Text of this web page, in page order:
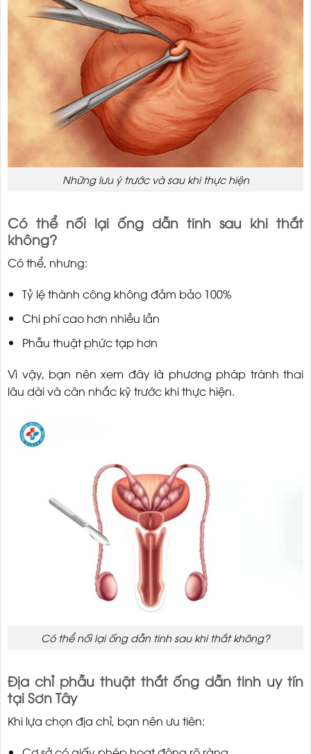
Những lưu ý trước và sau khi thực hiện
Có thể nối lại ống dẫn tinh sau khi thắt
không?
Có thể, nhưng:
Tỷ lệ thành công không đảm bảo 100%
Chi phí cao hơn nhiều lần
Phẫu thuật phức tạp hơn
Vì vậy, bạn nên xem đây là phương pháp tránh thai
lâu dài và cân nhắc kỹ trước khi thực hiện.
Có thể nối lại ống dẫn tinh sau khi thắt không?
Địa chỉ phẫu thuật thắt ống dẫn tinh uy tín
tại Sơn Tây
Khi lựa chọn địa chỉ, bạn nên ưu tiên: